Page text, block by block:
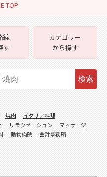
TOP
線
す
カテゴリー
から探す
検索
焼肉
イタリア料理
リラクゼーション
マッサージ
動物病院
会計事務所